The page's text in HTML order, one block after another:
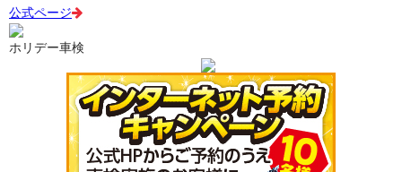
公式ページ
ホリデー車検